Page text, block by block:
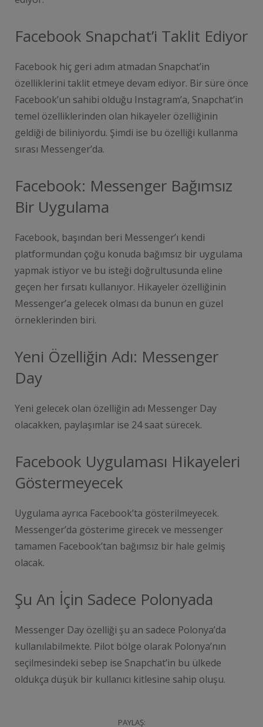
Facebook Snapchat’i Taklit Ediyor
Facebook hiç geri adım atmadan Snapchat’in
özelliklerini taklit etmeye devam ediyor. Bir süre önce
Facebook’un sahibi olduğu Instagram’a, Snapchat’in
temel özelliklerinden olan hikayeler özelliğinin
geldiği de biliniyordu. Şimdi ise bu özelliği kullanma
sırası Messenger’da.
Facebook: Messenger Bağımsız
Bir Uygulama
Facebook, başından beri Messenger’ı kendi
platformundan çoğu konuda bağımsız bir uygulama
yapmak istiyor ve bu isteği doğrultusunda eline
geçen her fırsatı kullanıyor. Hikayeler özelliğinin
Messenger’a gelecek olması da bunun en güzel
örneklerinden biri.
Yeni Özelliğin Adı: Messenger
Day
Yeni gelecek olan özelliğin adı Messenger Day
olacakken, paylaşımlar ise 24 saat sürecek.
Facebook Uygulaması Hikayeleri
Göstermeyecek
Uygulama ayrıca Facebook’ta gösterilmeyecek.
Messenger’da gösterime girecek ve messenger
tamamen Facebook’tan bağımsız bir hale gelmiş
olacak.
Şu An İçin Sadece Polonyada
Messenger Day özelliği şu an sadece Polonya’da
kullanılabilmekte. Pilot bölge olarak Polonya’nın
seçilmesindeki sebep ise Snapchat’in bu ülkede
oldukça düşük bir kullanıcı kitlesine sahip oluşu.
PAYLAŞ: